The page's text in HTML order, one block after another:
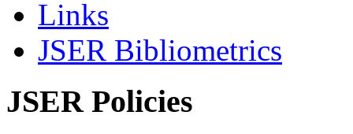
Links
JSER Bibliometrics
JSER Policies